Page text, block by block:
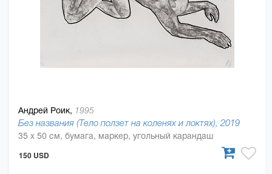
Андрей Роик, 1995
Без названия (Тело ползет на коленях и локтях), 2019
35 x 50 см, бумага, маркер, угольный карандаш
150 USD